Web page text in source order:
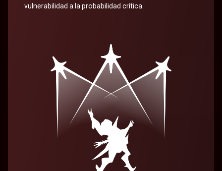
vulnerabilidad a la probabilidad crítica.